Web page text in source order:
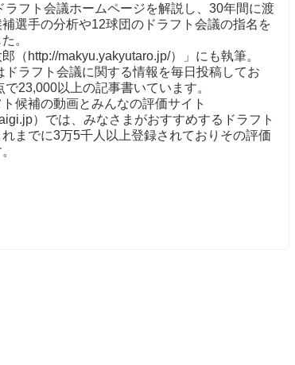
フト会議ホームページを解説し、30年間に渡
選手の分析や12球団のドラフト会議の指名を
。
（http://makyu.yakyutaro.jp/）」にも執筆。
ラフト会議に関する情報を毎日投稿してお
で23,000以上の記事書いています。
候補の動画とみんなの評価サイト
）では、みなさまがおすすめするドラフト
までに3万5千人以上登録されておりその評価